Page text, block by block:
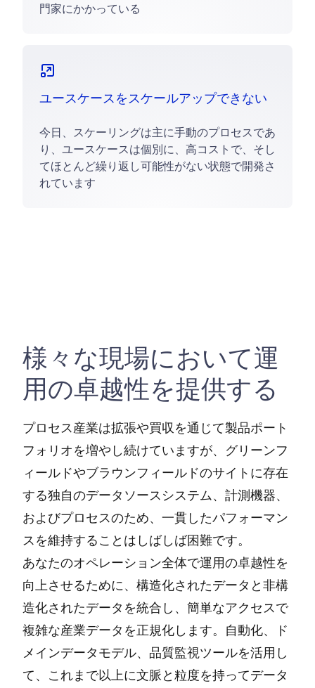
門家にかかっている
ユースケースをスケールアップできない
今日、スケーリングは主に手動のプロセスであ
り、ユースケースは個別に、高コストで、そし
てほとんど繰り返し可能性がない状態で開発さ
れています
様々な現場において運
用の卓越性を提供する
プロセス産業は拡張や買収を通じて製品ポート
フォリオを増やし続けていますが、グリーンフ
ィールドやブラウンフィールドのサイトに存在
する独自のデータソースシステム、計測機器、
およびプロセスのため、一貫したパフォーマン
スを維持することはしばしば困難です。
あなたのオペレーション全体で運用の卓越性を
向上させるために、構造化されたデータと非構
造化されたデータを統合し、簡単なアクセスで
複雑な産業データを正規化します。自動化、ド
メインデータモデル、品質監視ツールを活用し
て、これまで以上に文脈と粒度を持ってデータ